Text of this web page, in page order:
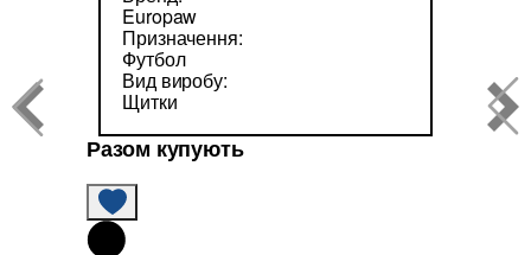
Europaw
Призначення:
Футбол
Вид виробу:
Щитки
Разом купують